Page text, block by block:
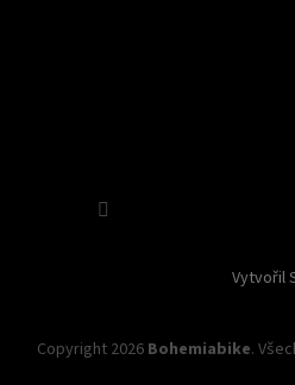
Vytvořil
Copyright 2026 Bohemiabike.